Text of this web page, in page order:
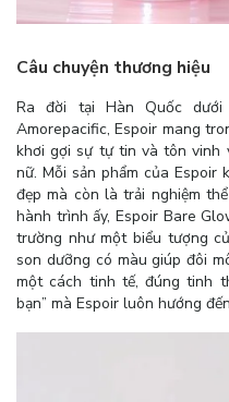
Câu chuyện thương hiệu
Ra đời tại Hàn Quốc
Amorepacific, Espoir mang
khơi gợi sự tự tin và tôn vinh
nữ. Mỗi sản phẩm của
đẹp mà còn là trải nghiệm
hành trình ấy, Espoir Bare
trường như một biểu tượng
son dưỡng có màu giúp đôi
một cách tinh tế, đúng tinh
bạn” mà Espoir luôn hướng